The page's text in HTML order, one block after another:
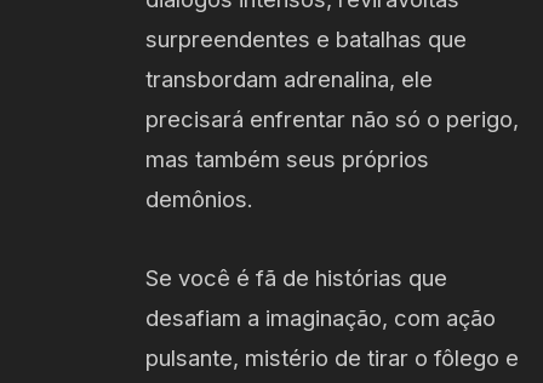
surpreendentes e batalhas que
transbordam adrenalina, ele
precisará enfrentar não só o perigo,
mas também seus próprios
demônios.
Se você é fã de histórias que
desafiam a imaginação, com ação
pulsante, mistério de tirar o fôlego e